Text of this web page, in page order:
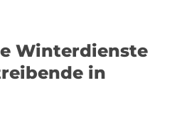
Winterdienste
in